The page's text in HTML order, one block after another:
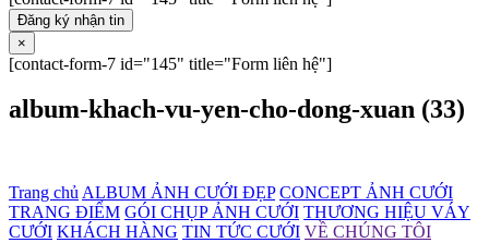
Đăng ký nhận tin
×
[contact-form-7 id="145" title="Form liên hệ"]
album-khach-vu-yen-cho-dong-xuan (33)
Trang chủ ALBUM ẢNH CƯỚI ĐẸP CONCEPT ẢNH CƯỚI
TRANG ĐIỂM GÓI CHỤP ẢNH CƯỚI THƯƠNG HIỆU VÁY
CƯỚI KHÁCH HÀNG TIN TỨC CƯỚI VỀ CHÚNG TÔI